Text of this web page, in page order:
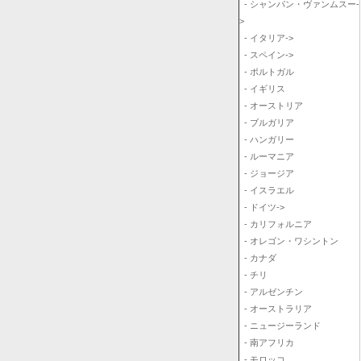
- シャンパン・ヴァンムスー-
>
- イタリア->
- スペイン->
- ポルトガル
- イギリス
- オーストリア
- ブルガリア
- ハンガリー
- ルーマニア
- ジョージア
- イスラエル
- ドイツ->
- カリフォルニア
- オレゴン・ワシントン
- カナダ
- チリ
- アルゼンチン
- オーストラリア
- ニュージーランド
- 南アフリカ